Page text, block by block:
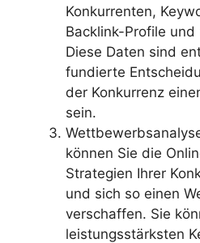
Konkurrenten,
Backlink-Profile
Diese Daten sind
fundierte
der Konkurrenz
sein.
können Sie die
Strategien Ihrer
und sich so einen
verschaffen. Sie
leistungsstärksten